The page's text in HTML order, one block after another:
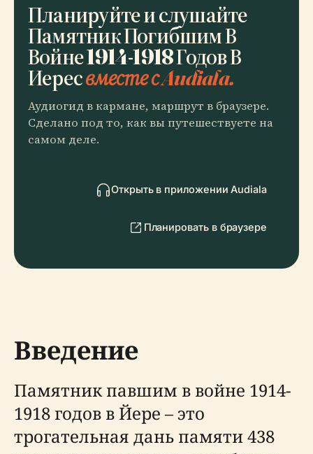
Планируйте и слушайте
Памятник Погибшим В
Войне 1914-1918 Годов В
Иересвместе с Audiala.
Аудиогид в кармане, маршрут в браузере.
Сделано под то, как вы путешествуете на
самом деле.
Открыть в приложении Audiala
Планировать в браузере
Введение
Памятник павшим в войне 1914-
1918 годов в Йере – это
трогательная дань памяти 438